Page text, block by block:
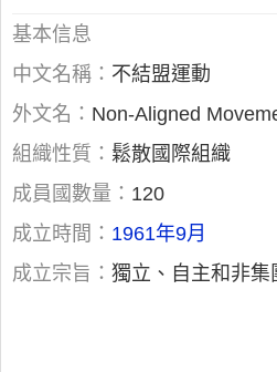
基本信息
中文名稱： 不結盟運動
外文名： Non-Aligned
組織性質： 鬆散國際組織
成員國數量： 120
成立時間： 1961年9月
成立宗旨： 獨立、自主和非集